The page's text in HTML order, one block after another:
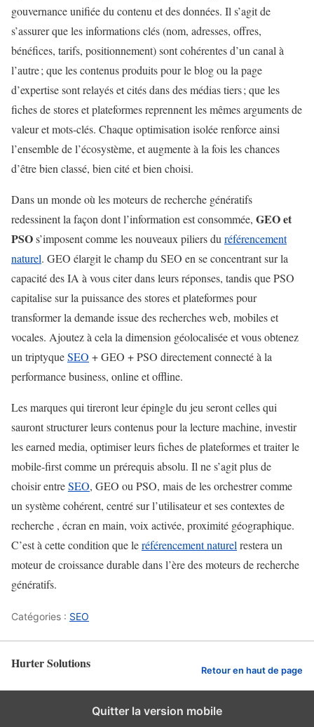
gouvernance unifiée du contenu et des données. Il s’agit de
s’assurer que les informations clés (nom, adresses, offres,
bénéfices, tarifs, positionnement) sont cohérentes d’un canal à
l’autre ; que les contenus produits pour le blog ou la page
d’expertise sont relayés et cités dans des médias tiers ; que les
fiches de stores et plateformes reprennent les mêmes arguments de
valeur et mots‑clés. Chaque optimisation isolée renforce ainsi
l’ensemble de l’écosystème, et augmente à la fois les chances
d’être bien classé, bien cité et bien choisi.
Dans un monde où les moteurs de recherche génératifs
redessinent la façon dont l’information est consommée, GEO et
PSOs’imposent comme les nouveaux piliers duréférencement
naturel. GEO élargit le champ du SEO en se concentrant sur la
capacité des IA à vous citer dans leurs réponses, tandis que PSO
capitalise sur la puissance des stores et plateformes pour
transformer la demande issue des recherches web, mobiles et
vocales. Ajoutez à cela la dimension géolocalisée et vous obtenez
un triptyqueSEO + GEO + PSO directement connecté à la
performance business, online et offline.
Les marques qui tireront leur épingle du jeu seront celles qui
sauront structurer leurs contenus pour la lecture machine, investir
les earned media, optimiser leurs fiches de plateformes et traiter le
mobile‑first comme un prérequis absolu. Il ne s’agit plus de
choisir entreSEO, GEO ou PSO, mais de les orchestrer comme
un système cohérent, centré sur l’utilisateur et ses contextes de
recherche , écran en main, voix activée, proximité géographique.
C’est à cette condition que leréférencement naturelrestera un
moteur de croissance durable dans l’ère des moteurs de recherche
génératifs.
Catégories : SEO
Hurter Solutions Retour en haut de page
Quitter la version mobile